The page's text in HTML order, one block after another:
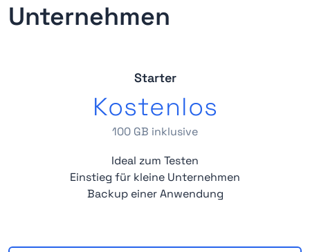
Unternehmen
Starter
Kostenlos
100 GB inklusive
Ideal zum Testen
Einstieg für kleine Unternehmen
Backup einer Anwendung